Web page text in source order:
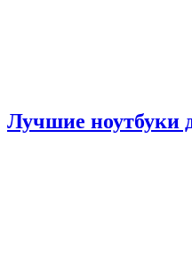
Лучшие ноутбуки